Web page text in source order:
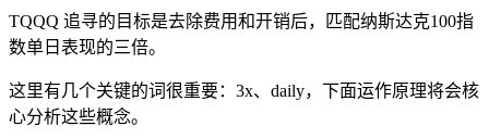
TQQQ 追寻的目标是去除费用和开销后，匹配纳斯达克100指
数单日表现的三倍。
这里有几个关键的词很重要：3x、daily，下面运作原理将会核
心分析这些概念。